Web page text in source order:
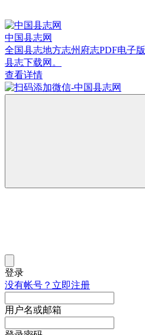
中国县志网
全国县志地方志州府志PDF电子版
县志下载网。
查看详情
登录
没有帐号？立即注册
用户名或邮箱